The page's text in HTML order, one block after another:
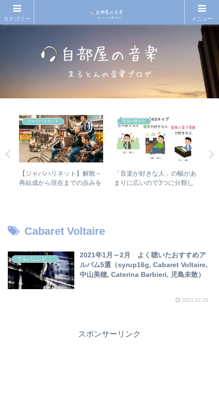
ジャパハリネット
【ジャパハリネット】解散～
再結成から現在までの歩みを
音楽の聴き方
「音楽が好きな人」の幅があ
まりに広いので3つに分類し
Cabaret Voltaire
アルバムレビュー
2021年1月～2月 よく聴いたおすすめア
ルバム5選（syrup16g, Cabaret Voltaire,
中山美穂, Caterina Barbieri, 児島未散）
2021.02.26
スポンサーリンク
カテゴリー メニュー